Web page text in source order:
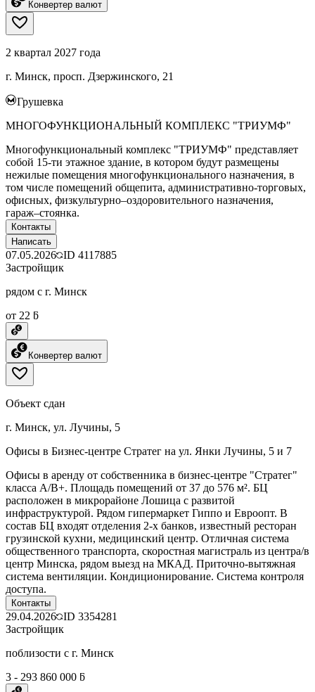
Конвертер валют
2 квартал 2027 года
г. Минск, просп. Дзержинского, 21
Грушевка
МНОГОФУНКЦИОНАЛЬНЫЙ КОМПЛЕКС "ТРИУМФ"
Многофункциональный комплекс "ТРИУМФ" представляет
собой 15-ти этажное здание, в котором будут размещены
нежилые помещения многофункционального назначения, в
том числе помещений общепита, административно-торговых,
офисных, физкультурно–оздоровительного назначения,
гараж–стоянка.
Контакты
Написать
07.05.2026 ID 4117885
Застройщик
рядом с г. Минск
от 22 ƃ
Конвертер валют
Объект сдан
г. Минск, ул. Лучины, 5
Офисы в Бизнес-центре Стратег на ул. Янки Лучины, 5 и 7
Офисы в аренду от собственника в бизнес-центре "Стратег"
класса A/В+. Площадь помещений от 37 до 576 м². БЦ
расположен в микрорайоне Лошица с развитой
инфраструктурой. Рядом гипермаркет Гиппо и Евроопт. В
состав БЦ входят отделения 2-х банков, известный ресторан
грузинской кухни, медицинский центр. Отличная система
общественного транспорта, скоростная магистраль из центра/в
центр Минска, рядом выезд на МКАД. Приточно-вытяжная
система вентиляции. Кондиционирование. Система контроля
доступа.
Контакты
29.04.2026 ID 3354281
Застройщик
поблизости с г. Минск
3 - 293 860 000 ƃ